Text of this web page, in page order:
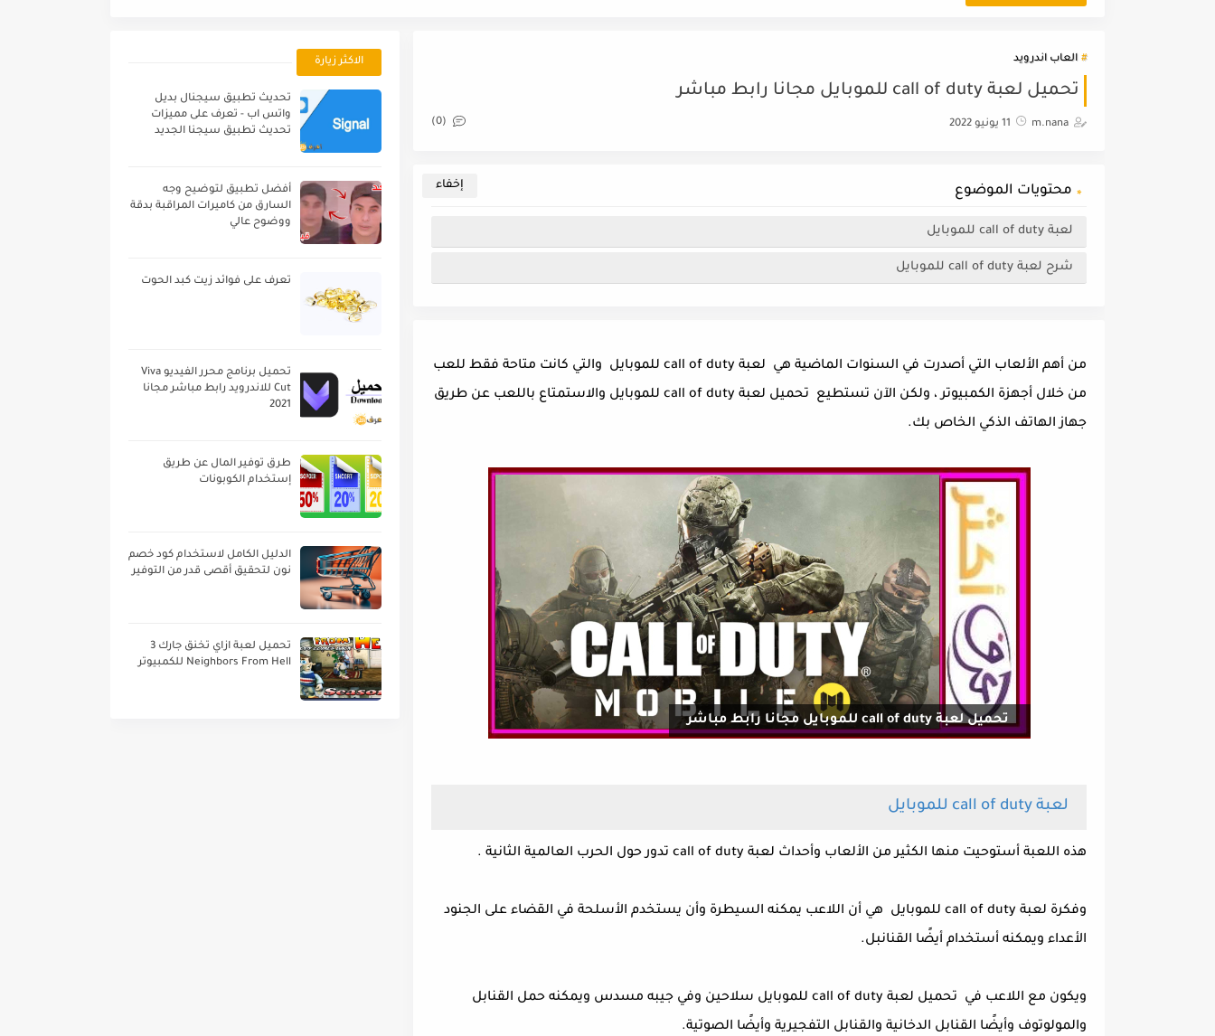
العاب اندرويد
تحميل لعبة call of duty للموبايل مجانا رابط مباشر
m.nana 11 يونيو 2022 (0)
محتويات الموضوع
لعبة call of duty للموبايل
شرح لعبة call of duty للموبايل
من أهم الألعاب التي أصدرت في السنوات الماضية هي لعبة call of duty للموبايل والتي كانت متاحة فقط للعب
من خلال أجهزة الكمبيوتر ، ولكن الآن تستطيع تحميل لعبة call of duty للموبايل والاستمتاع باللعب عن طريق
جهاز الهاتف الذكي الخاص بك.
تحميل لعبة call of duty للموبايل مجانا رابط مباشر
لعبة call of duty للموبايل
هذه اللعبة أستوحيت منها الكثير من الألعاب وأحداث لعبة call of duty تدور حول الحرب العالمية الثانية .
وفكرة لعبة call of duty للموبايل هي أن اللاعب يمكنه السيطرة وأن يستخدم الأسلحة في القضاء على الجنود
الأعداء ويمكنه أستخدام أيضًا القنانبل.
ويكون مع اللاعب في تحميل لعبة call of duty للموبايل سلاحين وفي جيبه مسدس ويمكنه حمل القنابل
والمولوتوف وأيضًا القنابل الدخانية والقنابل التفجيرية وأيضًا الصوتية.
الاكثر زيارة
تحديث تطبيق سيجنال بديل
واتس اب - تعرف على مميزات
تحديث تطبيق سيجنا الجديد
أفضل تطبيق لتوضيح وجه
السارق من كاميرات المراقبة بدقة
ووضوح عالي
تعرف على فوائد زيت كبد الحوت
تحميل برنامج محرر الفيديو Viva
Cut للاندرويد رابط مباشر مجانا
2021
طرق توفير المال عن طريق
إستخدام الكوبونات
الدليل الكامل لاستخدام كود خصم
نون لتحقيق أقصى قدر من التوفير
تحميل لعبة ازاي تخنق جارك 3
Neighbors From Hell للكمبيوتر